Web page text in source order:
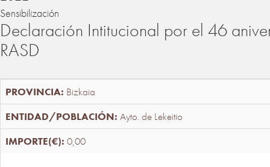
Sensibilización
Declaración Intitucional por el 46
RASD
Bizkaia
Ayto. de Lekeitio
0,00